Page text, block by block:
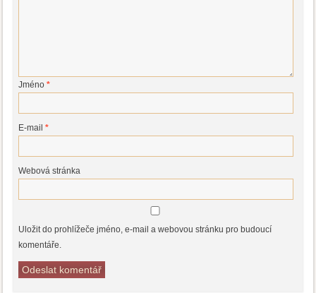
Jméno*
E-mail*
Webová stránka
Uložit do prohlížeče jméno, e-mail a webovou stránku pro budoucí
komentáře.